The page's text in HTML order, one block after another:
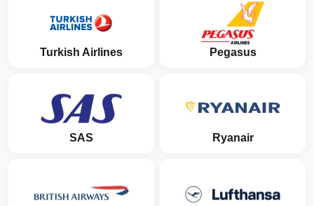
Turkish Airlines Pegasus
SAS Ryanair